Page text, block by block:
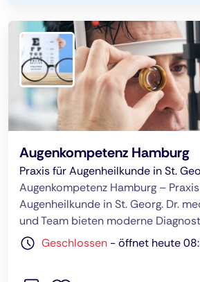
Augenkompetenz Hamburg
Praxis für Augenheilkunde in St.
Augenkompetenz Hamburg –
Augenheilkunde in St. Georg. Dr.
und Team bieten moderne
Geschlossen -öffnet heute